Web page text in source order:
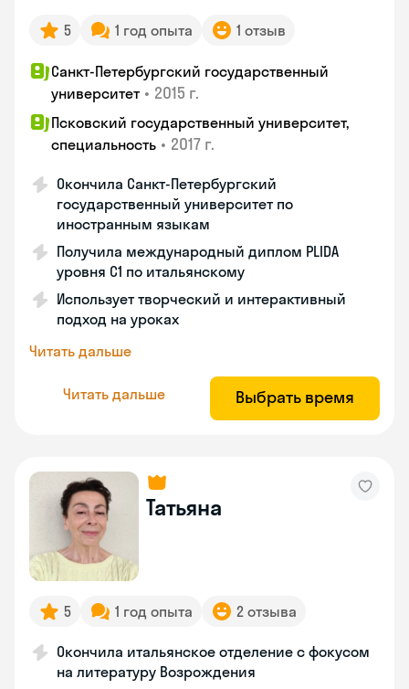
5 1 год опыта 1 отзыв
Санкт-Петербургский государственный
университет • 2015 г.
Псковский государственный университет,
специальность • 2017 г.
Окончила Санкт-Петербургский
государственный университет по
иностранным языкам
Получила международный диплом PLIDA
уровня С1 по итальянскому
Использует творческий и интерактивный
подход на уроках
Читать дальше
Читать дальше Выбрать время
Татьяна
5 1 год опыта 2 отзыва
Окончила итальянское отделение с фокусом
на литературу Возрождения